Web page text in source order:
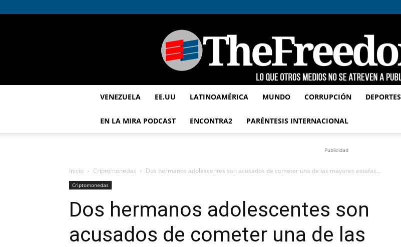
TheFreedomPost
VENEZUELA EE.UU LATINOAMÉRICA MUNDO CORRUPCIÓN DEPORTES
EN LA MIRA PODCAST ENCONTRA2 PARÉNTESIS INTERNACIONAL
Publicidad
Inicio Criptomonedas Dos hermanos adolescentes son acusados de cometer una de las mayores estafas...
Criptomonedas
Dos hermanos adolescentes son
acusados de cometer una de las